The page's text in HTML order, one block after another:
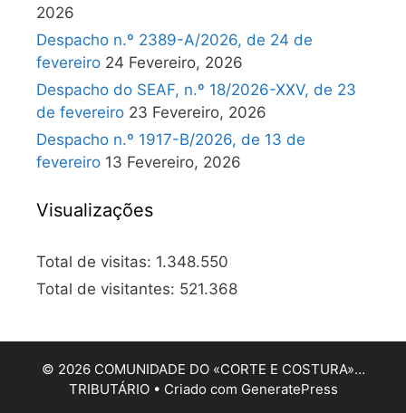
2026
Despacho n.º 2389-A/2026, de 24 de
fevereiro 24 Fevereiro, 2026
Despacho do SEAF, n.º 18/2026-XXV, de 23
de fevereiro 23 Fevereiro, 2026
Despacho n.º 1917-B/2026, de 13 de
fevereiro 13 Fevereiro, 2026
Visualizações
Total de visitas: 1.348.550
Total de visitantes: 521.368
© 2026 COMUNIDADE DO «CORTE E COSTURA»…
TRIBUTÁRIO• Criado com GeneratePress